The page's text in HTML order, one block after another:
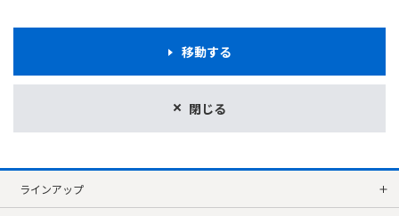
閉じる
移動する
ラインアップ